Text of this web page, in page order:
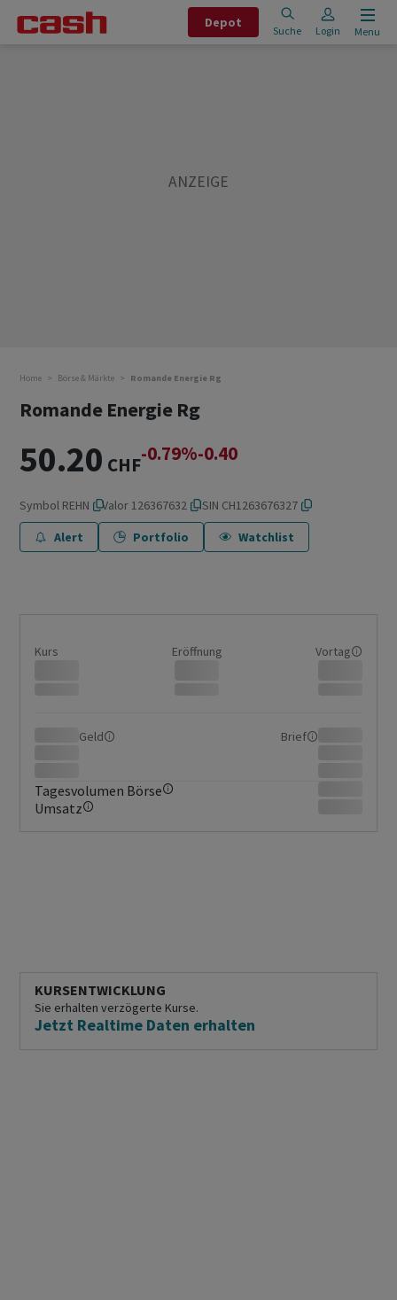
Depot
Suche Login Menu
Home Börse & Märkte Romande Energie Rg
Romande Energie Rg
50.20 CHF-0.79%-0.40
Symbol REHN Valor 126367632 ISIN CH1263676327
Alert
Portfolio Watchlist
Kurs Eröffnung Vortag
Geld Brief
Tagesvolumen Börse
Umsatz
KURSENTWICKLUNG
Sie erhalten verzögerte Kurse.
Jetzt Realtime Daten erhalten